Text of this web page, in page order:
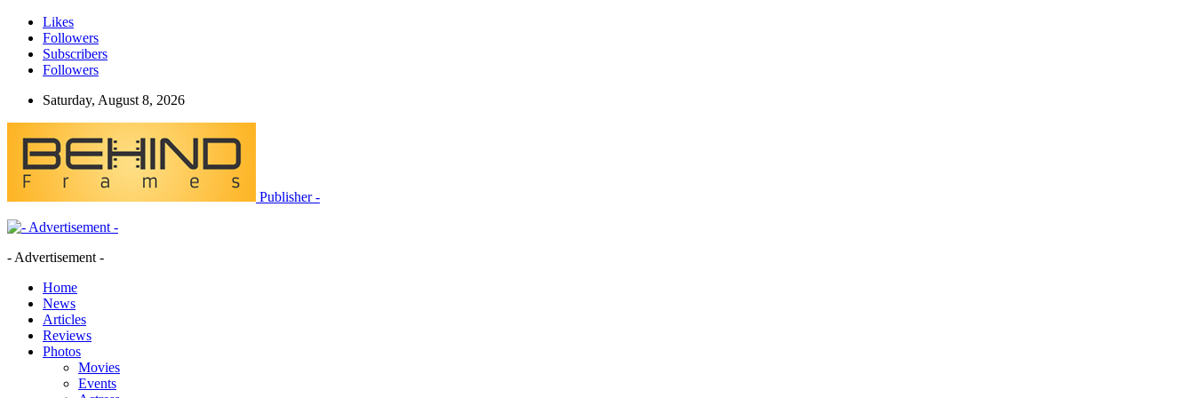
Likes
Followers
Subscribers
Followers
Saturday, August 8, 2026
Publisher -
- Advertisement -
Home
News
Articles
Reviews
Photos
Movies
Events